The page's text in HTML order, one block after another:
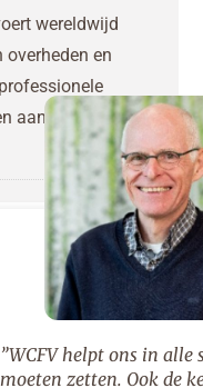
wereldwijd
en
aan.
”WCFV helpt ons in alle
moeten zetten. Ook de